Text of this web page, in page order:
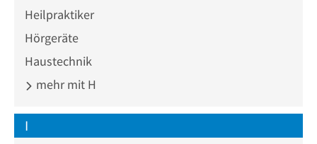
Heilpraktiker
Hörgeräte
Haustechnik
mehr mit H
I